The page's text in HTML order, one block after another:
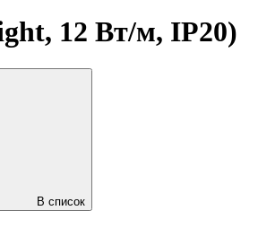
12 Вт/м, IP20)
В список